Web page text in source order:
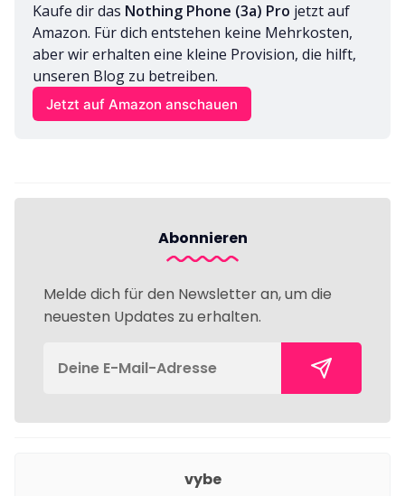
Kaufe dir das Nothing Phone (3a) Pro jetzt auf
Amazon. Für dich entstehen keine Mehrkosten,
aber wir erhalten eine kleine Provision, die hilft,
unseren Blog zu betreiben.
Jetzt auf Amazon anschauen
Abonnieren
Melde dich für den Newsletter an, um die
neuesten Updates zu erhalten.
vybe